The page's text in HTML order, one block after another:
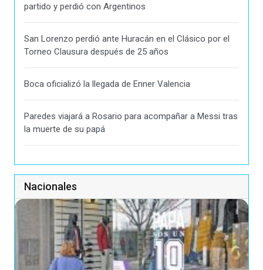
partido y perdió con Argentinos
San Lorenzo perdió ante Huracán en el Clásico por el
Torneo Clausura después de 25 años
Boca oficializó la llegada de Enner Valencia
Paredes viajará a Rosario para acompañar a Messi tras
la muerte de su papá
Nacionales